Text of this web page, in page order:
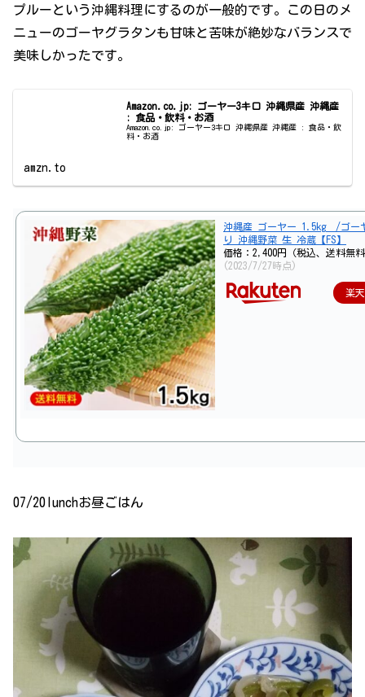
プルーという沖縄料理にするのが一般的です。この日のメ
ニューのゴーヤグラタンも甘味と苦味が絶妙なバランスで
美味しかったです。
Amazon.co.jp: ゴーヤー3キロ 沖縄県産 沖縄産
: 食品・飲料・お酒
Amazon.co.jp: ゴーヤー3キロ 沖縄県産 沖縄産 : 食品・飲
料・お酒
amzn.to
沖縄産 ゴーヤー 1.5kg /ゴー
り 沖縄野菜 生 冷蔵【FS】
価格：2,400円（税込、送料無
(2023/7/27時点)
楽
07/20lunchお昼ごはん